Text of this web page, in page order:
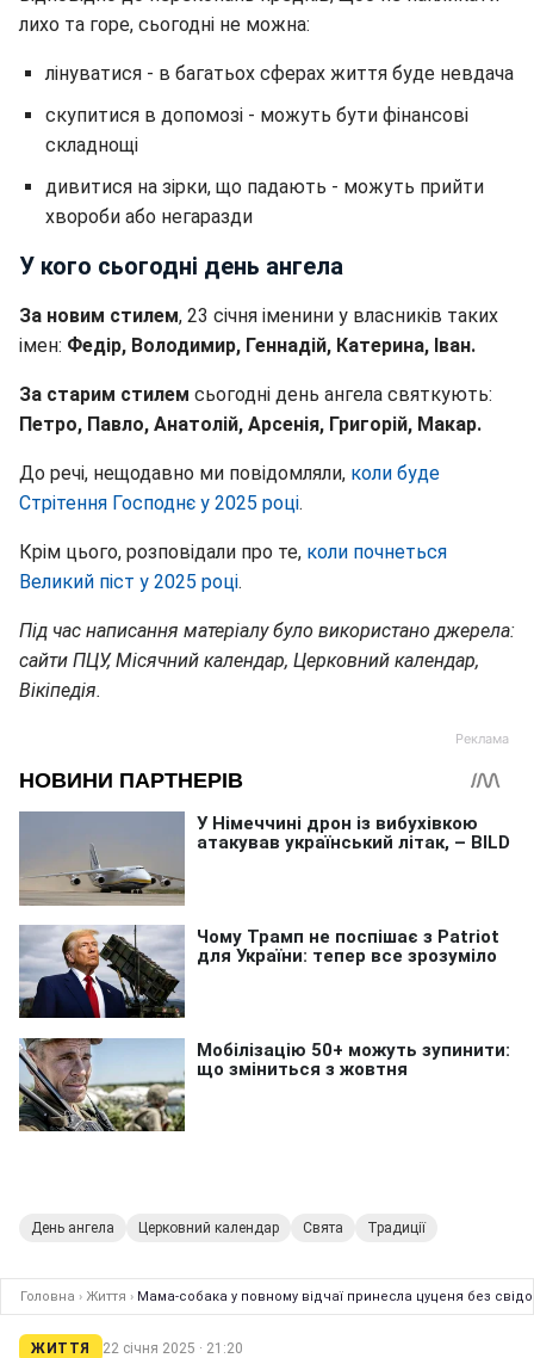
лихо та горе, сьогодні не можна:
лінуватися - в багатьох сферах життя буде невдача
скупитися в допомозі - можуть бути фінансові
складнощі
дивитися на зірки, що падають - можуть прийти
хвороби або негаразди
У кого сьогодні день ангела
За новим стилем, 23 січня іменини у власників таких
імен: Федір, Володимир, Геннадій, Катерина, Іван.
За старим стилем сьогодні день ангела святкують:
Петро, Павло, Анатолій, Арсенія, Григорій, Макар.
До речі, нещодавно ми повідомляли, коли буде
Стрітення Господнє у 2025 році.
Крім цього, розповідали про те, коли почнеться
Великий піст у 2025 році.
Під час написання матеріалу було використано джерела:
сайти ПЦУ, Місячний календар, Церковний календар,
Вікіпедія.
День ангела Церковний календар Свята Традиції
Головна › Життя › Мама-собака у повному відчаї принесла цуценя без
ЖИТТЯ 22 січня 2025 · 21:20